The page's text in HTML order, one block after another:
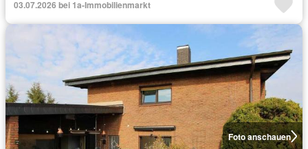
03.07.2026 bei 1a-Immobilienmarkt
Foto anschauen